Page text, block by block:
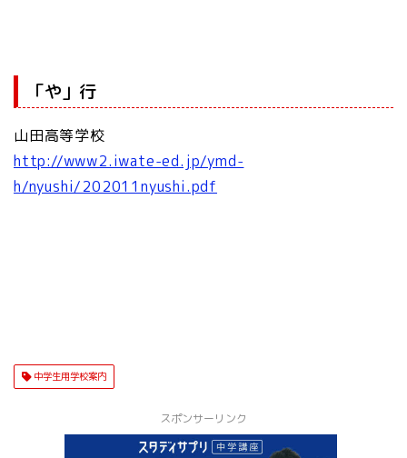
「や」行
山田高等学校
http://www2.iwate-ed.jp/ymd-
h/nyushi/202011nyushi.pdf
中学生用学校案内
スポンサーリンク